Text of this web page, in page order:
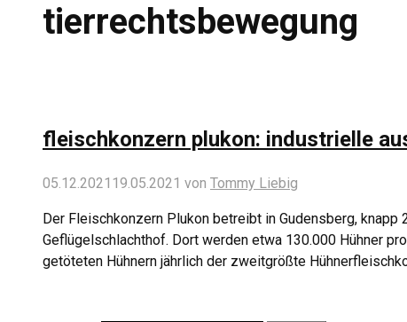
tierrechtsbewegung
fleischkonzern plukon: industrielle
05.12.2021 19.05.2021 von Tommy Liebig
Der Fleischkonzern Plukon betreibt in Gudensberg,
Geflügelschlachthof. Dort werden etwa 130.000 Hühner
getöteten Hühnern jährlich der zweitgrößte